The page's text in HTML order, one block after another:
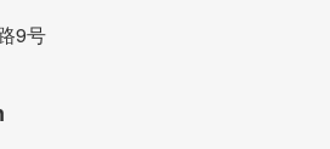
9号